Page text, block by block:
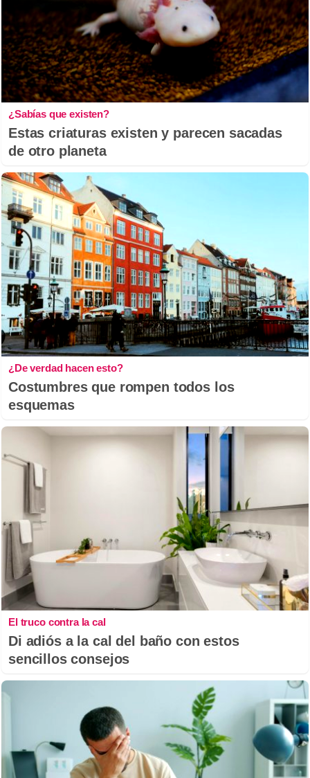
¿Sabías que existen?
Estas criaturas existen y parecen sacadas
de otro planeta
¿De verdad hacen esto?
Costumbres que rompen todos los
esquemas
El truco contra la cal
Di adiós a la cal del baño con estos
sencillos consejos